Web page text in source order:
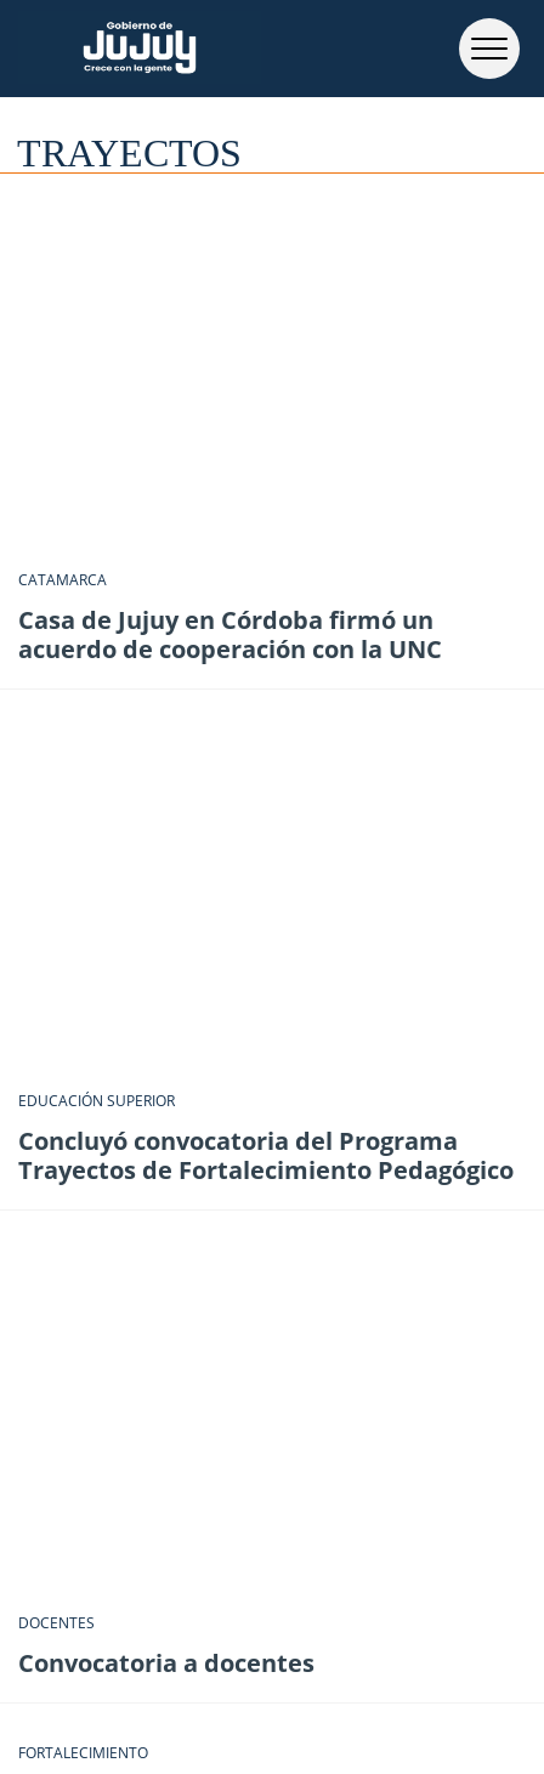
TRAYECTOS
CATAMARCA
Casa de Jujuy en Córdoba firmó un
acuerdo de cooperación con la UNC
EDUCACIÓN SUPERIOR
Concluyó convocatoria del Programa
Trayectos de Fortalecimiento Pedagógico
DOCENTES
Convocatoria a docentes
FORTALECIMIENTO